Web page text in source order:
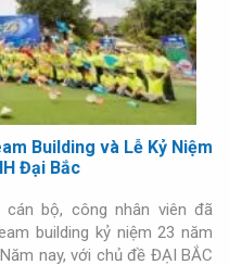
Building và Lễ Kỷ Niệm
Đại Bắc
cán bộ, công nhân viên đã
building kỷ niệm 23 năm
nay, với chủ đề ĐẠI BẮC